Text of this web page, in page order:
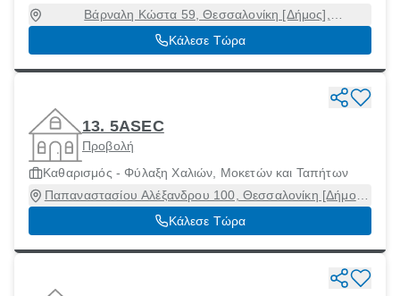
Βάρναλη Κώστα 59, Θεσσαλονίκη [Δήμος],
Θεσσαλονίκη, 54351
Κάλεσε Τώρα
13. 5ASEC
Προβολή
Καθαρισμός - Φύλαξη Χαλιών, Μοκετών και Ταπήτων
Παπαναστασίου Αλέξανδρου 100, Θεσσαλονίκη [Δήμος],
Θεσσαλονίκη, 54644
Κάλεσε Τώρα